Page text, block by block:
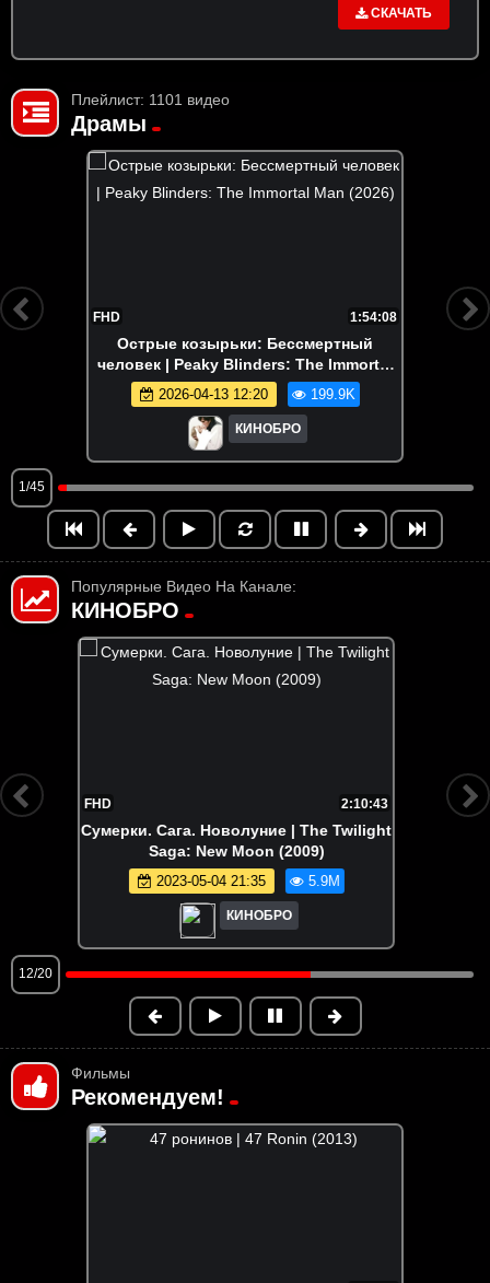
СКАЧАТЬ
Плейлист: 1101 видео
Драмы
FHD 1:54:08
Острые козырьки: Бессмертный
человек | Peaky Blinders: The Immortal
Man (2026)
2026-04-13 12:20 199.9K
КИНОБРО
1/45
Популярные Видео На Канале:
КИНОБРО
1:47:17
Босс-молокосос 2 | The Boss Baby:
Family Business (2021)
2025-02-01 11:59 5.9M
КИНОБРО
12/20
Фильмы
Рекомендуем!